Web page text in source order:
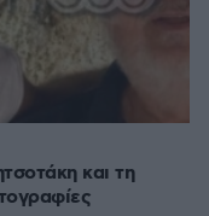
και τη